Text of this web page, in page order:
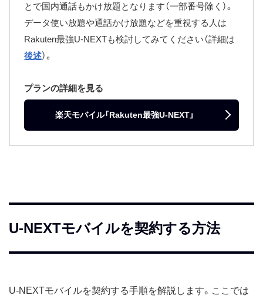
とで国内通話もかけ放題となります（一部番号除く）。
データ使い放題や通話かけ放題などを重視する人は
Rakuten最強U-NEXTも検討してみてください（詳細は
後述）。
プランの詳細を見る
楽天モバイル「Rakuten最強U-NEXT」
U-NEXTモバイルを契約する方法
U-NEXTモバイルを契約する手順を解説します。ここでは